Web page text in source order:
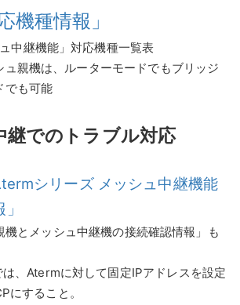
機種情報」
ュ中継機能」対応機種一覧表
ュ親機は、ルーターモードでもブリッジ
でも可能
継でのトラブル対応
シリーズ メッシュ中継機能
機とメッシュ中継機の接続確認情報」も
は、Atermに対して固定IPアドレスを設定
にすること。